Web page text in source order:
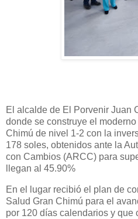
El alcalde de El Porvenir Juan
donde se construye el
Chimú de nivel 1-2 con la
178 soles, obtenidos ante la
con Cambios (ARCC) para
llegan al 45.90%
En el lugar recibió el plan de
Salud Gran Chimú para el
por 120 días calendarios y que